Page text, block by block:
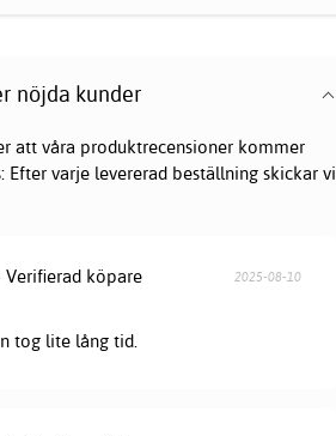
nöjda kunder
att våra produktrecensioner kommer
varje levererad beställning skickar vi
Verifierad köpare 2025-08-10
tog lite lång tid.